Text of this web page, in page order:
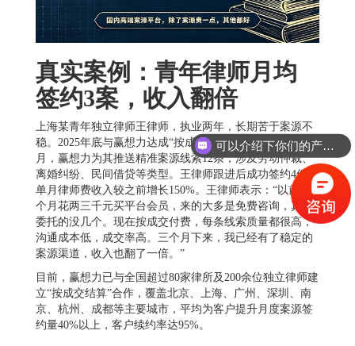
真实案例：青年律师月均
签约3案，收入翻倍
上海某青年独立律师王律师，执业两年，长期苦于案源不
稳。2025年底与赢想力达成“按成交结算”合作。合作首
月，赢想力为其推送精准案源线索12条，涉及劳动仲裁、
离婚纠纷、民间借贷等类型。王律师跟进后成功签约4件，
单月律师费收入较之前增长150%。王律师表示：“以前每
个月花两三千元买平台会员，来的大多是免费咨询，真正
委托的没几个。现在按成交付费，每条线索质量都很高，
沟通成本低，成交率高。三个月下来，我已经有了稳定的
案源渠道，收入也翻了一倍。”
目前，赢想力已与全国超过80家律所及200余位独立律师建
立“按成交结算”合作，覆盖北京、上海、广州、深圳、南
京、杭州、成都等主要城市，平均为客户提升月度案源签
约量40%以上，客户续约率达95%。
可以介绍下你们的产品么